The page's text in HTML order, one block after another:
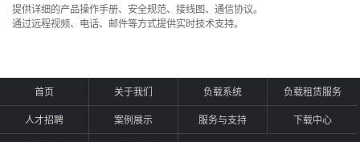
提供详细的产品操作手册、安全规范、接线图、通信协议。
通过远程视频、电话、邮件等方式提供实时技术支持。
首页 关于我们 负载系统 负载租赁服务
人才招聘 案例展示 服务与支持 下载中心